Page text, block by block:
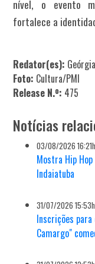
nível, o evento
fortalece a
Redator(es):
Foto: Cultura/PMI
Release N.º: 475
Notícias
03/08/2026 16:21h
Mostra Hip
Indaiatuba
31/07/2026 15:53h
Inscrições
Camargo"